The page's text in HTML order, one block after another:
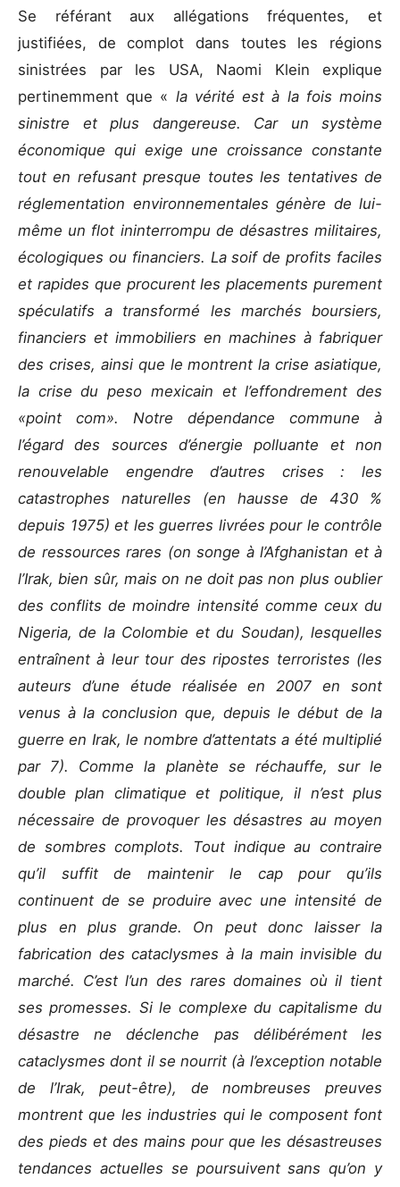
Se référant aux allégations fréquentes, et
justifiées, de complot dans toutes les régions
sinistrées par les USA, Naomi Klein explique
pertinemment que « la vérité est à la fois moins
sinistre et plus dangereuse. Car un système
économique qui exige une croissance constante
tout en refusant presque toutes les tentatives de
réglementation environnementales génère de lui-
même un flot ininterrompu de désastres militaires,
écologiques ou financiers. La soif de profits faciles
et rapides que procurent les placements purement
spéculatifs a transformé les marchés boursiers,
financiers et immobiliers en machines à fabriquer
des crises, ainsi que le montrent la crise asiatique,
la crise du peso mexicain et l’effondrement des
«point com». Notre dépendance commune à
l’égard des sources d’énergie polluante et non
renouvelable engendre d’autres crises : les
catastrophes naturelles (en hausse de 430 %
depuis 1975) et les guerres livrées pour le contrôle
de ressources rares (on songe à l’Afghanistan et à
l’Irak, bien sûr, mais on ne doit pas non plus oublier
des conflits de moindre intensité comme ceux du
Nigeria, de la Colombie et du Soudan), lesquelles
entraînent à leur tour des ripostes terroristes (les
auteurs d’une étude réalisée en 2007 en sont
venus à la conclusion que, depuis le début de la
guerre en Irak, le nombre d’attentats a été multiplié
par 7). Comme la planète se réchauffe, sur le
double plan climatique et politique, il n’est plus
nécessaire de provoquer les désastres au moyen
de sombres complots. Tout indique au contraire
qu’il suffit de maintenir le cap pour qu’ils
continuent de se produire avec une intensité de
plus en plus grande. On peut donc laisser la
fabrication des cataclysmes à la main invisible du
marché. C’est l’un des rares domaines où il tient
ses promesses. Si le complexe du capitalisme du
désastre ne déclenche pas délibérément les
cataclysmes dont il se nourrit (à l’exception notable
de l’Irak, peut-être), de nombreuses preuves
montrent que les industries qui le composent font
des pieds et des mains pour que les désastreuses
tendances actuelles se poursuivent sans qu’on y